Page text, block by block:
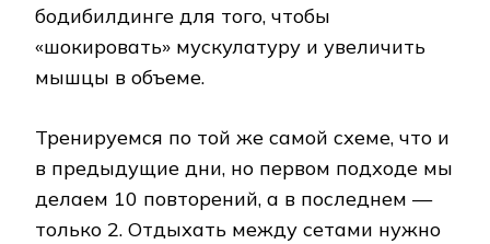
бодибилдинге для того, чтобы
«шокировать» мускулатуру и увеличить
мышцы в объеме.
Тренируемся по той же самой схеме, что и
в предыдущие дни, но первом подходе мы
делаем 10 повторений, а в последнем —
только 2. Отдыхать между сетами нужно